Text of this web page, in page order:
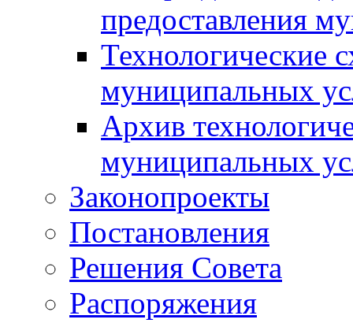
предоставления
Технологические
муниципальных
Архив
муниципальных
Законопроекты
Постановления
Решения Совета
Распоряжения